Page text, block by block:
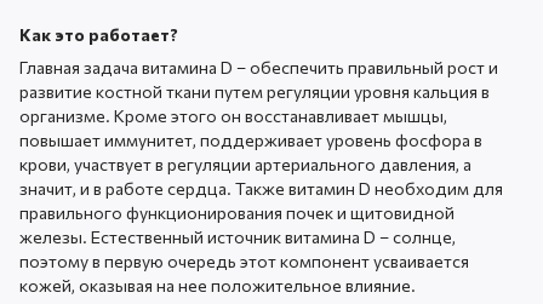
Как это работает?
Главная задача витамина D – обеспечить правильный рост и
развитие костной ткани путем регуляции уровня кальция в
организме. Кроме этого он восстанавливает мышцы,
повышает иммунитет, поддерживает уровень фосфора в
крови, участвует в регуляции артериального давления, а
значит, и в работе сердца. Также витамин D необходим для
правильного функционирования почек и щитовидной
железы. Естественный источник витамина D – солнце,
поэтому в первую очередь этот компонент усваивается
кожей, оказывая на нее положительное влияние.